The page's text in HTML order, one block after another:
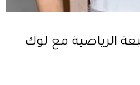
الرياضية مع لوك